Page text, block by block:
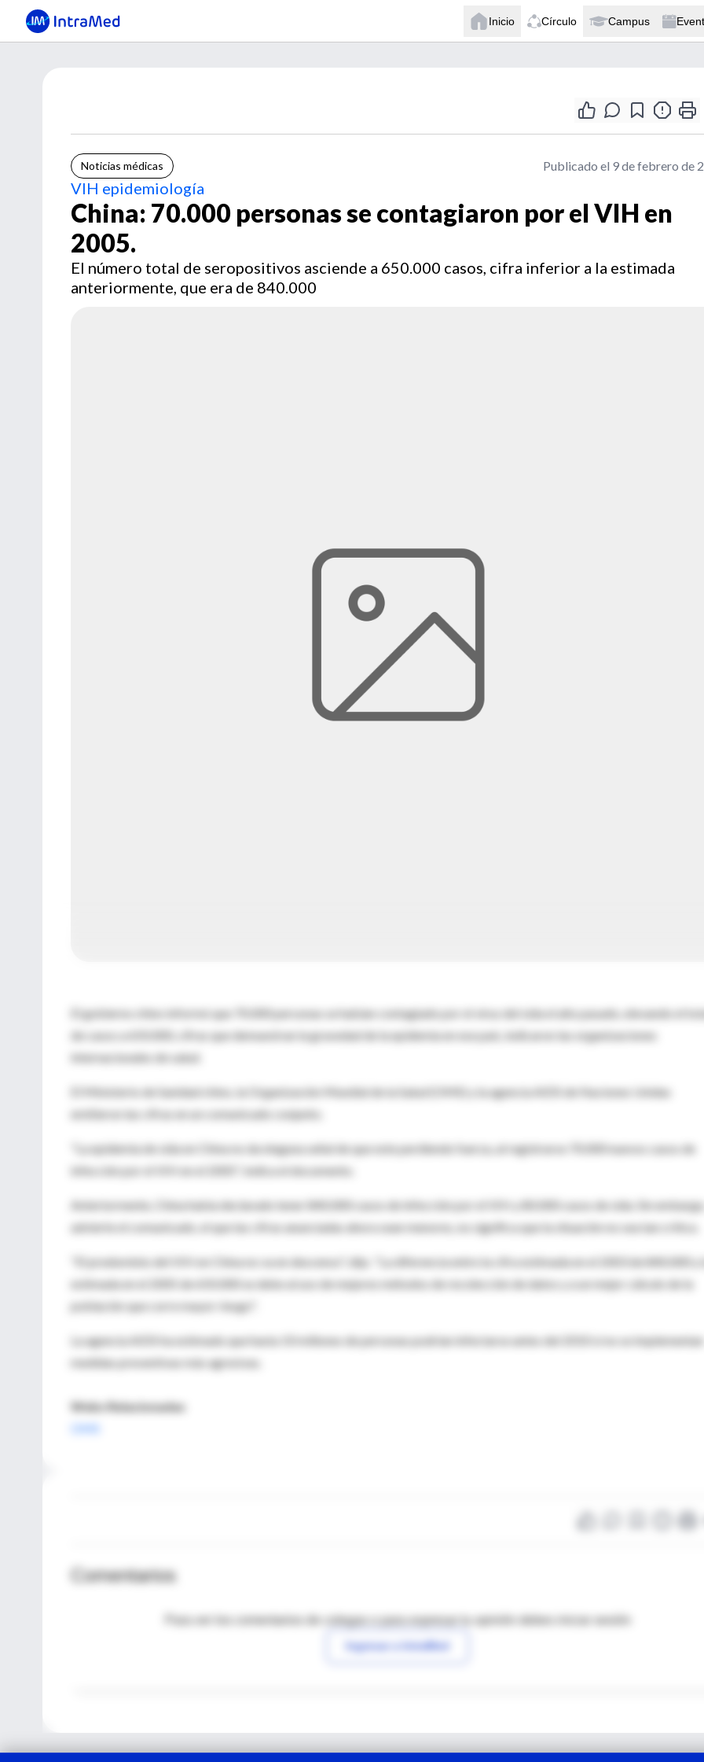
Inicio Círculo Campus
Noticias médicas Publicado el 9 de febrero de
VIH epidemiología
China: 70.000 personas se contagiaron por el VIH en
2005.
El número total de seropositivos asciende a 650.000 casos, cifra inferior a la estimada
anteriormente, que era de 840.000
El gobierno chino informó que 70.000 personas se habían contagiado por el virus del sida el año pasado, elevando el
de casos a 650.000, cifras que demuestran la gravedad de la epidemia en ese país, indicaron las organizaciones
internacionales de salud.
El Ministerio de Sanidad chino, la Organización Mundial de la Salud (OMS) y la agencia AIDS de Naciones Unidas
emitieron las cifras en un comunicado conjunto.
"La epidemia de sida en China no da ninguna señal de que este perdiendo fuerza, al registrarse 70.000 nuevos casos de
infección por el VIH en el 2005", indica el documento.
Anteriormente, China había declarado tener 840.000 casos de infección por el VIH y 80.000 casos de sida. Sin
advierte el comunicado, el que las cifras anunciadas ahora sean menores, no significa que la situación no sea tan crítica.
"El predominio del VIH en China no va en descenso", dijo. "La diferencia entre la cifra estimada en el 2003 de 840.000 y
estimada en el 2005 de 650.000 se debe al uso de mejores métodos de recolección de datos y a un mejor cálculo de la
población que corre mayor riesgo".
La agencia AIDS ha estimado que hasta 10 millones de personas podrían infectarse antes del 2010 si no se implementan
medidas preventivas más agresivas.
Webs Relacionadas
OMS
Comentarios
Para ver los comentarios de colegas o para expresar tu opinión debes iniciar sesión
Ingresar a IntraMed